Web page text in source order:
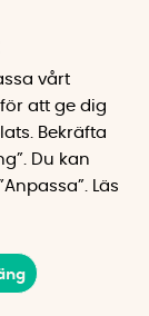
handtag för
paket
kr
Köp
vårt
att ge dig
Bekräfta
Du kan
Läs